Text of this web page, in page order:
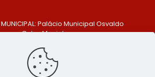
MUNICIPAL: Palácio Municipal Osvaldo
Celso Maciel
Bento do Una - PE. CEP: 553370-128
TELEFONE: (81) 99548-1569
ouvidoria@saobentodouna.pe.gov.br